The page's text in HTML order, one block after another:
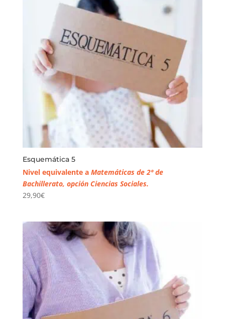
Esquemática 5
Nivel equivalente a Matemáticas de 2º de
Bachillerato, opción Ciencias Sociales.
29,90€